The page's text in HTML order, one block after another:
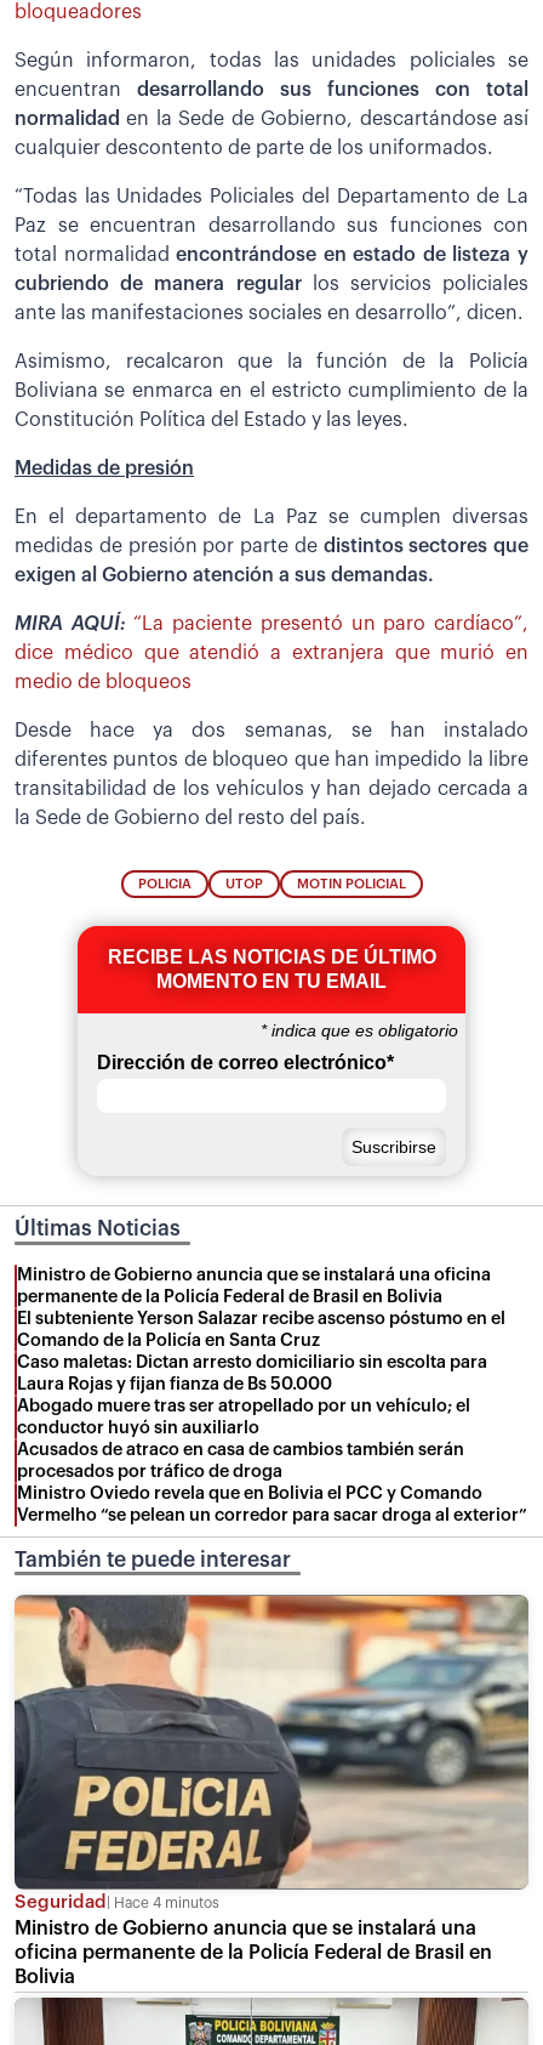
bloqueadores
Según informaron, todas las unidades policiales se
encuentran desarrollando sus funciones con total
normalidad en la Sede de Gobierno, descartándose así
cualquier descontento de parte de los uniformados.
“Todas las Unidades Policiales del Departamento de La
Paz se encuentran desarrollando sus funciones con
total normalidadencontrándose en estado de listeza y
cubriendo de manera regular
los servicios policiales
ante las manifestaciones sociales en desarrollo”, dicen.
Asimismo, recalcaron que la función de la Policía
Boliviana se enmarca en el estricto cumplimiento de la
Constitución Política del Estado y las leyes.
Medidas de presión
En el departamento de La Paz se cumplen diversas
medidas de presión por parte de distintos sectores que
exigen al Gobierno atención a sus demandas.
MIRA AQUÍ:“La paciente presentó un paro cardíaco”,
dice médico que atendió a extranjera que murió en
medio de bloqueos
Desde hace ya dos semanas, se han instalado
diferentes puntos de bloqueo que han impedido la libre
transitabilidad de los vehículos y han dejado cercada a
la Sede de Gobierno del resto del país.
POLICIA UTOP MOTIN POLICIAL
RECIBE LAS NOTICIAS DE ÚLTIMO
MOMENTO EN TU EMAIL
*indica que es obligatorio
Dirección de correo electrónico*
Últimas Noticias
Ministro de Gobierno anuncia que se instalará una oficina
permanente de la Policía Federal de Brasil en Bolivia
El subteniente Yerson Salazar recibe ascenso póstumo en el
Comando de la Policía en Santa Cruz
Caso maletas: Dictan arresto domiciliario sin escolta para
Laura Rojas y fijan fianza de Bs 50.000
Abogado muere tras ser atropellado por un vehículo; el
conductor huyó sin auxiliarlo
Acusados de atraco en casa de cambios también serán
procesados por tráfico de droga
Ministro Oviedo revela que en Bolivia el PCC y Comando
Vermelho “se pelean un corredor para sacar droga al exterior”
También te puede interesar
Seguridad Hace 4 minutos
Ministro de Gobierno anuncia que se instalará una
oficina permanente de la Policía Federal de Brasil en
Bolivia